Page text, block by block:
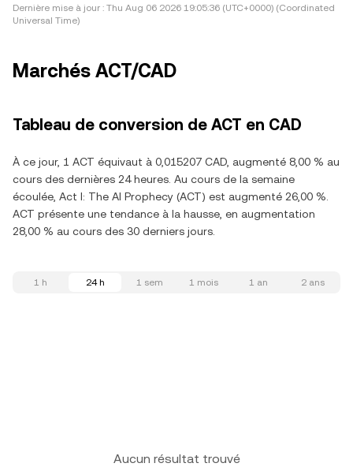
Dernière mise à jour : Thu Aug 06 2026 19:05:36 (UTC+0000) (Coordinated
Universal Time)
Marchés ACT/CAD
Tableau de conversion de ACT en CAD
À ce jour, 1 ACT équivaut à 0,015207 CAD, augmenté 8,00 % au
cours des dernières 24 heures. Au cours de la semaine
écoulée, Act I: The AI Prophecy (ACT) est augmenté 26,00 %.
ACT présente une tendance à la hausse, en augmentation
28,00 % au cours des 30 derniers jours.
1 h 24 h 1 sem 1 mois 1 an 2 ans
Aucun résultat trouvé